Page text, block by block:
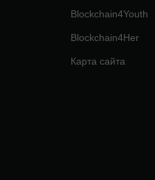
Blockchain4Youth
Blockchain4Her
Карта сайта